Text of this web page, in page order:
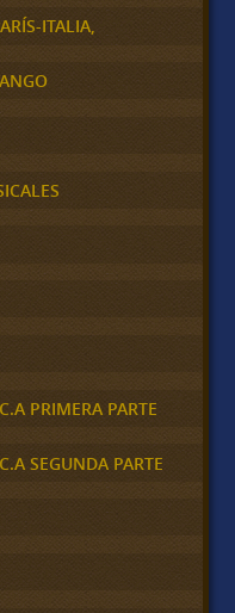
ITALIA,
PRIMERA PARTE
SEGUNDA PARTE